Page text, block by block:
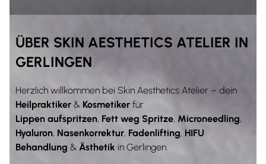
ÜBER SKIN AESTHETICS ATELIER IN
GERLINGEN
Herzlich willkommen bei Skin Aesthetics Atelier – dein
Heilpraktiker & Kosmetiker für
Lippen aufspritzen, Fett weg Spritze, Microneedling,
Hyaluron, Nasenkorrektur, Fadenlifting, HIFU
Behandlung & Ästhetik in Gerlingen.